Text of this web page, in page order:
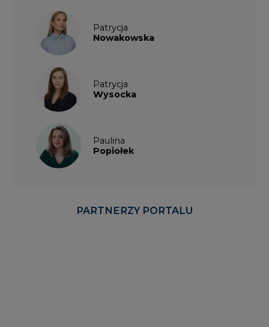
Patrycja
Nowakowska
Patrycja
Wysocka
Paulina
Popiołek
PARTNERZY PORTALU